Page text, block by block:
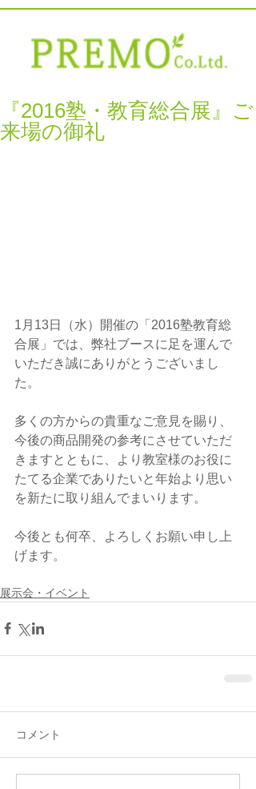
『2016塾・教育総合展』ご
来場の御礼
1月13日（水）開催の「2016塾教育総
合展」では、弊社ブースに足を運んで
いただき誠にありがとうございまし
た。
多くの方からの貴重なご意見を賜り、
今後の商品開発の参考にさせていただ
きますとともに、より教室様のお役に
たてる企業でありたいと年始より思い
を新たに取り組んでまいります。
今後とも何卒、よろしくお願い申し上
げます。
展示会・イベント
コメント